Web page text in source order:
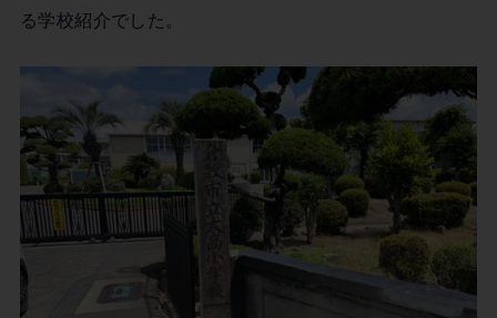
る学校紹介でした。